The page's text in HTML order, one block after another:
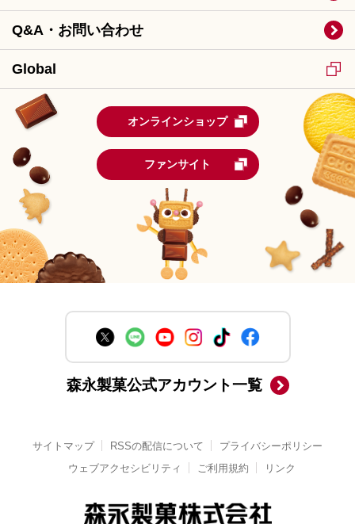
Q&A・お問い合わせ
Global
オンラインショップ
ファンサイト
森永製菓公式アカウント一覧
サイトマップ RSSの配信について
プライバシーポリシー
ウェブアクセシビリティ
ご利用規約 リンク